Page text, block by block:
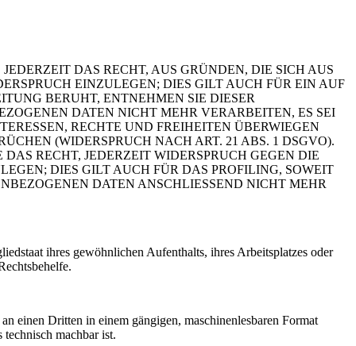
DAS RECHT, AUS GRÜNDEN, DIE SICH AUS
EINZULEGEN; DIES GILT AUCH FÜR EIN AUF
BERUHT, ENTNEHMEN SIE DIESER
DATEN NICHT MEHR VERARBEITEN, ES SEI
RECHTE UND FREIHEITEN ÜBERWIEGEN
(WIDERSPRUCH NACH ART. 21 ABS. 1 DSGVO).
RECHT, JEDERZEIT WIDERSPRUCH GEGEN DIE
DIES GILT AUCH FÜR DAS PROFILING, SOWEIT
DATEN ANSCHLIESSEND NICHT MEHR
ihres gewöhnlichen Aufenthalts, ihres Arbeitsplatzes oder
einen Dritten in einem gängigen, maschinenlesbaren Format
machbar ist.